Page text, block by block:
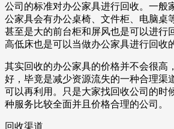
公司的标准对办公家具进行回收。一般
公家具会有办公桌椅、文件柜、电脑桌
甚至是大的前台柜和屏风也是可以进行
高低床也是可以当做办公家具进行回收
其实回收的办公家具的价格并不会很高
好，毕竟是减少资源流失的一种合理渠
可以再利用。只是大家找回收公司的时
种服务比较全面并且价格合理的公司。
回收渠道